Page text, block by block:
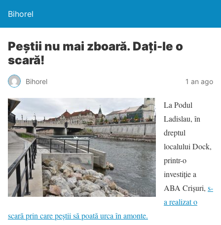
Bihorel
Peștii nu mai zboară. Dați-le o
scară!
Bihorel 1 an ago
La Podul
Ladislau, în
dreptul
localului Dock,
printr-o
investiție a
ABA Crișuri, s-
a realizat o
scară prin care peștii să poată urca în amonte.